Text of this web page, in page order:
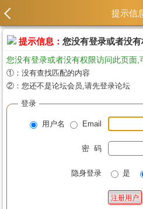
提示信
提示信息： 您没有登录或者没
您没有登录或者没有权限访问此页面,
①：没有查找匹配的内容
②：您还不是论坛会员,请先登录论坛
登录
用户名 Email
密 码
隐身登录 是